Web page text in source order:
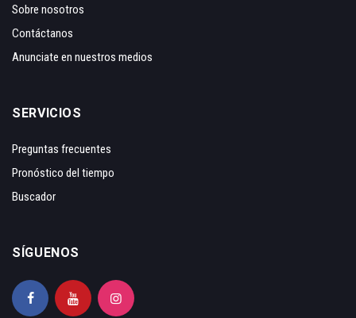
Sobre nosotros
Contáctanos
Anunciate en nuestros medios
SERVICIOS
Preguntas frecuentes
Pronóstico del tiempo
Buscador
SÍGUENOS